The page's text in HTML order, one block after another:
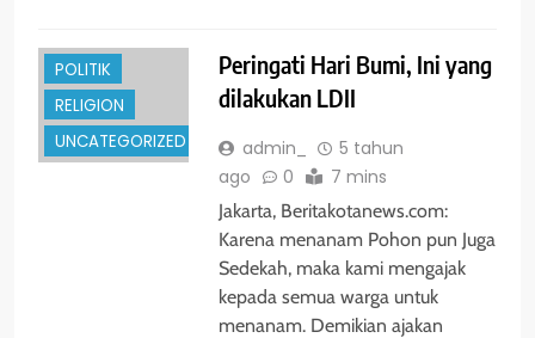
POLITIK
RELIGION
UNCATEGORIZED
Peringati Hari Bumi, Ini yang
dilakukan LDII
admin_
5 tahun
ago
0 7 mins
Jakarta, Beritakotanews.com:
Karena menanam Pohon pun Juga
Sedekah, maka kami mengajak
kepada semua warga untuk
menanam. Demikian ajakan